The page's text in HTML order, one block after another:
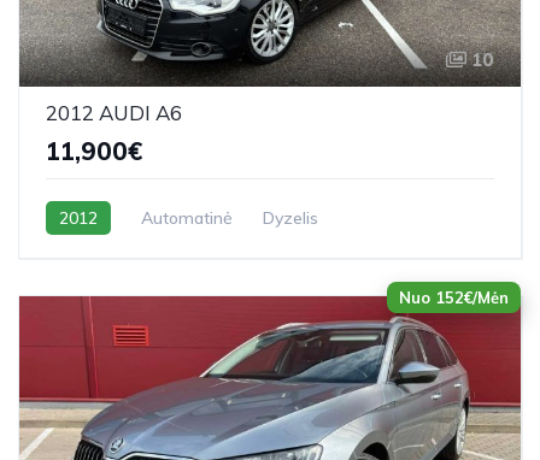
10
2012 AUDI A6
11,900€
2012 Automatinė Dyzelis
Nuo 152€/Mėn